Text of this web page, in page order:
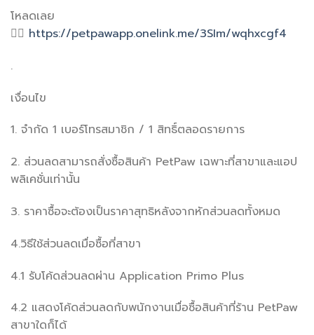
โหลดเลย
👉🏻 https://petpawapp.onelink.me/3SIm/wqhxcgf4
.
เงื่อนไข
1. จำกัด 1 เบอร์โทรสมาชิก / 1 สิทธิ์ตลอดรายการ
2. ส่วนลดสามารถสั่งซื้อสินค้า PetPaw เฉพาะที่สาขาและแอป
พลิเคชั่นเท่านั้น
3. ราคาซื้อจะต้องเป็นราคาสุทธิหลังจากหักส่วนลดทั้งหมด
4.วิธีใช้ส่วนลดเมื่อซื้อที่สาขา
4.1 รับโค้ดส่วนลดผ่าน Application Primo Plus
4.2 แสดงโค้ดส่วนลดกับพนักงานเมื่อซื้อสินค้าที่ร้าน PetPaw
สาขาใดก็ได้